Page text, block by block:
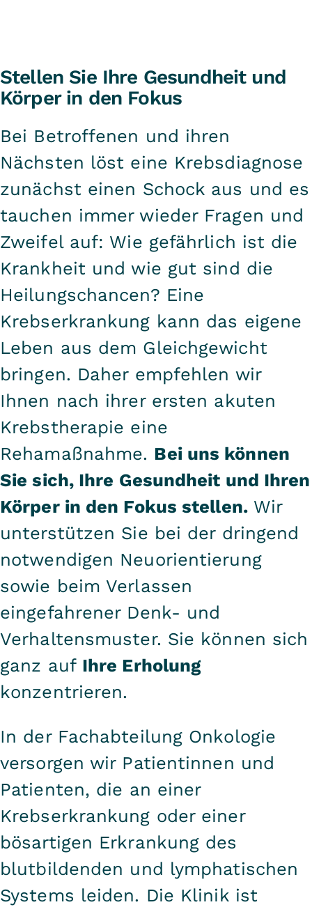
Stellen Sie Ihre Gesundheit und
Körper in den Fokus
Bei Betroffenen und ihren
Nächsten löst eine Krebsdiagnose
zunächst einen Schock aus und es
tauchen immer wieder Fragen und
Zweifel auf: Wie gefährlich ist die
Krankheit und wie gut sind die
Heilungschancen? Eine
Krebserkrankung kann das eigene
Leben aus dem Gleichgewicht
bringen. Daher empfehlen wir
Ihnen nach ihrer ersten akuten
Krebstherapie eine
Rehamaßnahme. Bei uns können
Sie sich, Ihre Gesundheit und Ihren
Körper in den Fokus stellen.Wir
unterstützen Sie bei der dringend
notwendigen Neuorientierung
sowie beim Verlassen
eingefahrener Denk- und
Verhaltensmuster. Sie können sich
ganz auf Ihre Erholung
konzentrieren.
In der Fachabteilung Onkologie
versorgen wir Patientinnen und
Patienten, die an einer
Krebserkrankung oder einer
bösartigen Erkrankung des
blutbildenden und lymphatischen
Systems leiden. Die Klinik ist